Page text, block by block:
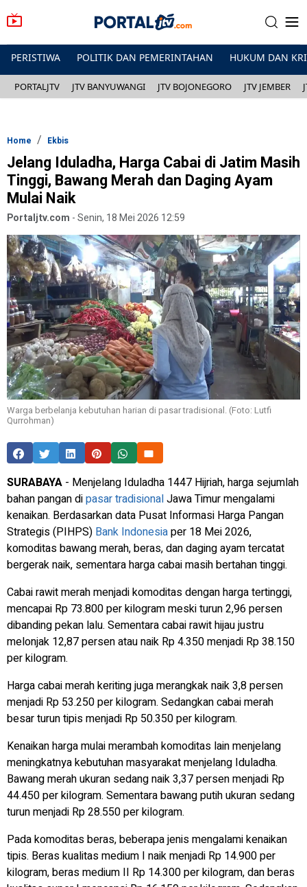
PERISTIWA POLITIK DAN PEMERINTAHAN HUKUM DAN
PORTALJTV JTV BANYUWANGI JTV BOJONEGORO JTV JEMBER
Home Ekbis
Jelang Iduladha, Harga Cabai di Jatim Masih
Tinggi, Bawang Merah dan Daging Ayam
Mulai Naik
Portaljtv.com -Senin, 18 Mei 2026 12:59
Warga berbelanja kebutuhan harian di pasar tradisional. (Foto: Lutfi
Qurrohman)
SURABAYA - Menjelang Iduladha 1447 Hijriah, harga sejumlah
bahan pangan dipasar tradisionalJawa Timur mengalami
kenaikan. Berdasarkan data Pusat Informasi Harga Pangan
Strategis (PIHPS) Bank Indonesiaper 18 Mei 2026,
komoditas bawang merah, beras, dan daging ayam tercatat
bergerak naik, sementara harga cabai masih bertahan tinggi.
Cabai rawit merah menjadi komoditas dengan harga tertinggi,
mencapai Rp 73.800 per kilogram meski turun 2,96 persen
dibanding pekan lalu. Sementara cabai rawit hijau justru
melonjak 12,87 persen atau naik Rp 4.350 menjadi Rp 38.150
per kilogram.
Harga cabai merah keriting juga merangkak naik 3,8 persen
menjadi Rp 53.250 per kilogram. Sedangkan cabai merah
besar turun tipis menjadi Rp 50.350 per kilogram.
Kenaikan harga mulai merambah komoditas lain menjelang
meningkatnya kebutuhan masyarakat menjelang Iduladha.
Bawang merah ukuran sedang naik 3,37 persen menjadi Rp
44.450 per kilogram. Sementara bawang putih ukuran sedang
turun menjadi Rp 28.550 per kilogram.
Pada komoditas beras, beberapa jenis mengalami kenaikan
tipis. Beras kualitas medium I naik menjadi Rp 14.900 per
kilogram, beras medium II Rp 14.300 per kilogram, dan beras